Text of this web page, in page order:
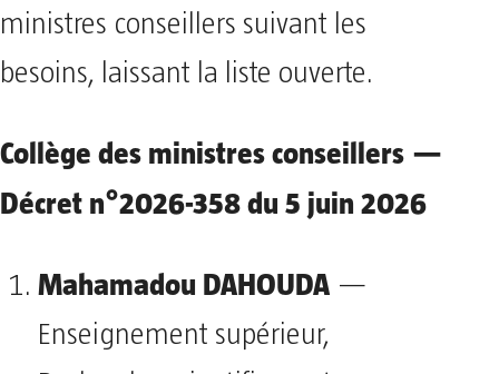
ministres conseillers suivant les
besoins, laissant la liste ouverte.
Collège des ministres conseillers —
Décret n°2026-358 du 5 juin 2026
Mahamadou DAHOUDA—
Enseignement supérieur,